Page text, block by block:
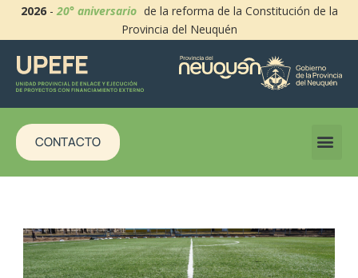
2026-20° aniversario de la reforma de la Constitución de la
Provincia del Neuquén
CONTACTO